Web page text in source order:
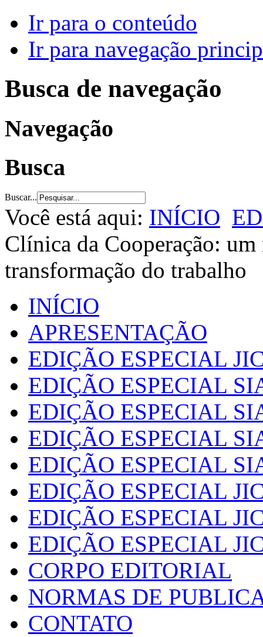
Ir para o conteúdo
Ir para navegação
Busca de navegação
Navegação
Busca
Buscar...
Você está aqui: INÍCIO
Clínica da Cooperação:
transformação do trabalho
INÍCIO
APRESENTAÇÃO
EDIÇÃO ESPECIAL
EDIÇÃO ESPECIAL
EDIÇÃO ESPECIAL
EDIÇÃO ESPECIAL
EDIÇÃO ESPECIAL
EDIÇÃO ESPECIAL
EDIÇÃO ESPECIAL
EDIÇÃO ESPECIAL
CORPO EDITORIAL
NORMAS DE
CONTATO